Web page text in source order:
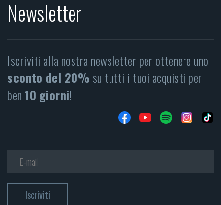
Newsletter
Iscriviti alla nostra newsletter per ottenere uno
sconto del 20%su tutti i tuoi acquisti per
ben10 giorni!